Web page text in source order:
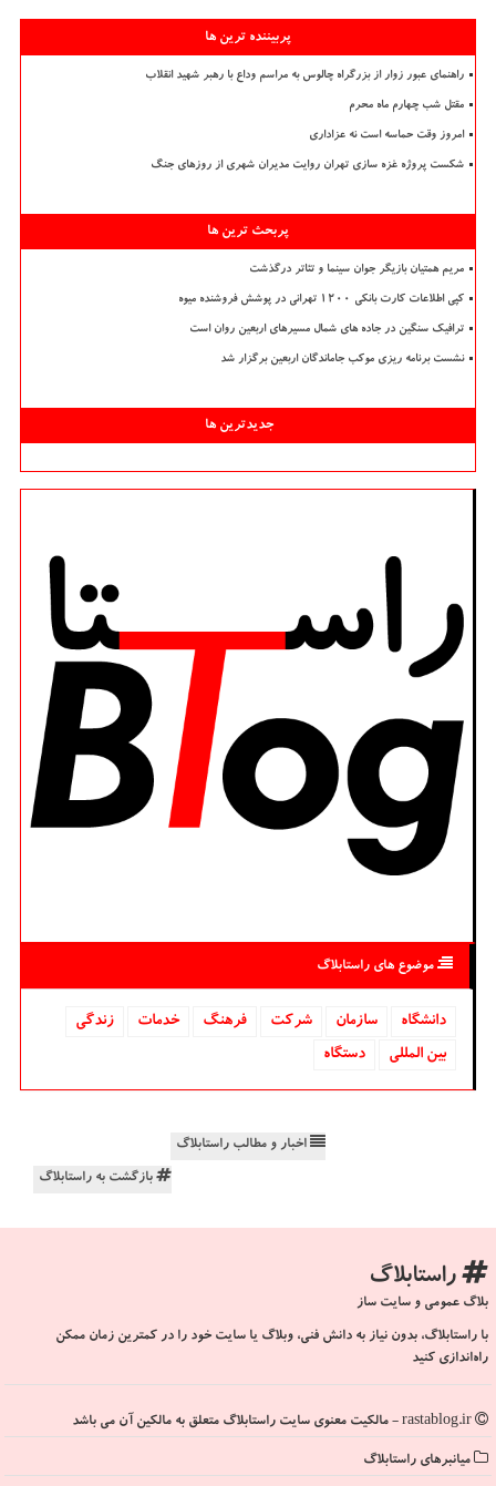
پربیننده ترین ها
راهنمای عبور زوار از بزرگراه چالوس به مراسم وداع با رهبر شهید انقلاب
مقتل شب چهارم ماه محرم
امروز وقت حماسه است نه عزاداری
شکست پروژه غزه سازی تهران روایت مدیران شهری از روزهای جنگ
پربحث ترین ها
مریم همتیان بازیگر جوان سینما و تئاتر درگذشت
کپی اطلاعات کارت بانکی ۱۲۰۰ تهرانی در پوشش فروشنده میوه
ترافیک سنگین در جاده های شمال مسیرهای اربعین روان است
نشست برنامه ریزی موکب جاماندگان اربعین برگزار شد
جدیدترین ها
موضوع های راستابلاگ
دانشگاه‌ سازمان شركت فرهنگ خدمات
زندگی
بین المللی
دستگاه
اخبار و مطالب راستابلاگ
بازگشت به راستابلاگ
راستابلاگ
بلاگ عمومی و سایت ساز
با راستابلاگ، بدون نیاز به دانش فنی، وبلاگ یا سایت خود را در کمترین زمان ممکن
راه‌اندازی کنید
میانبرهای راستابلاگ